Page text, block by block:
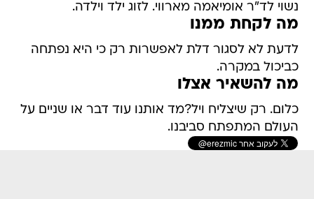
נשוי לד"ר אומיאמה מארווי. לזוג ילד וילדה.
מה לקחת ממנו
לדעת לא לסגור דלת לאפשרות רק כי היא נפתחה
כביכול במקרה.
מה להשאיר אצלו
כלום. רק שיצליח ויל?מד אותנו עוד דבר או שניים על
העולם המתפתח סביבנו.